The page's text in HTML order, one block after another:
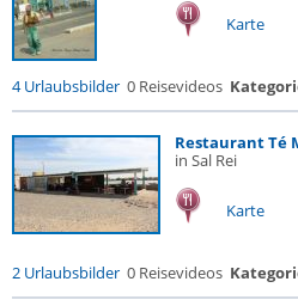
Karte
4 Urlaubsbilder 0 Reisevideos
Restaurant Té
in Sal Rei
Karte
2 Urlaubsbilder 0 Reisevideos